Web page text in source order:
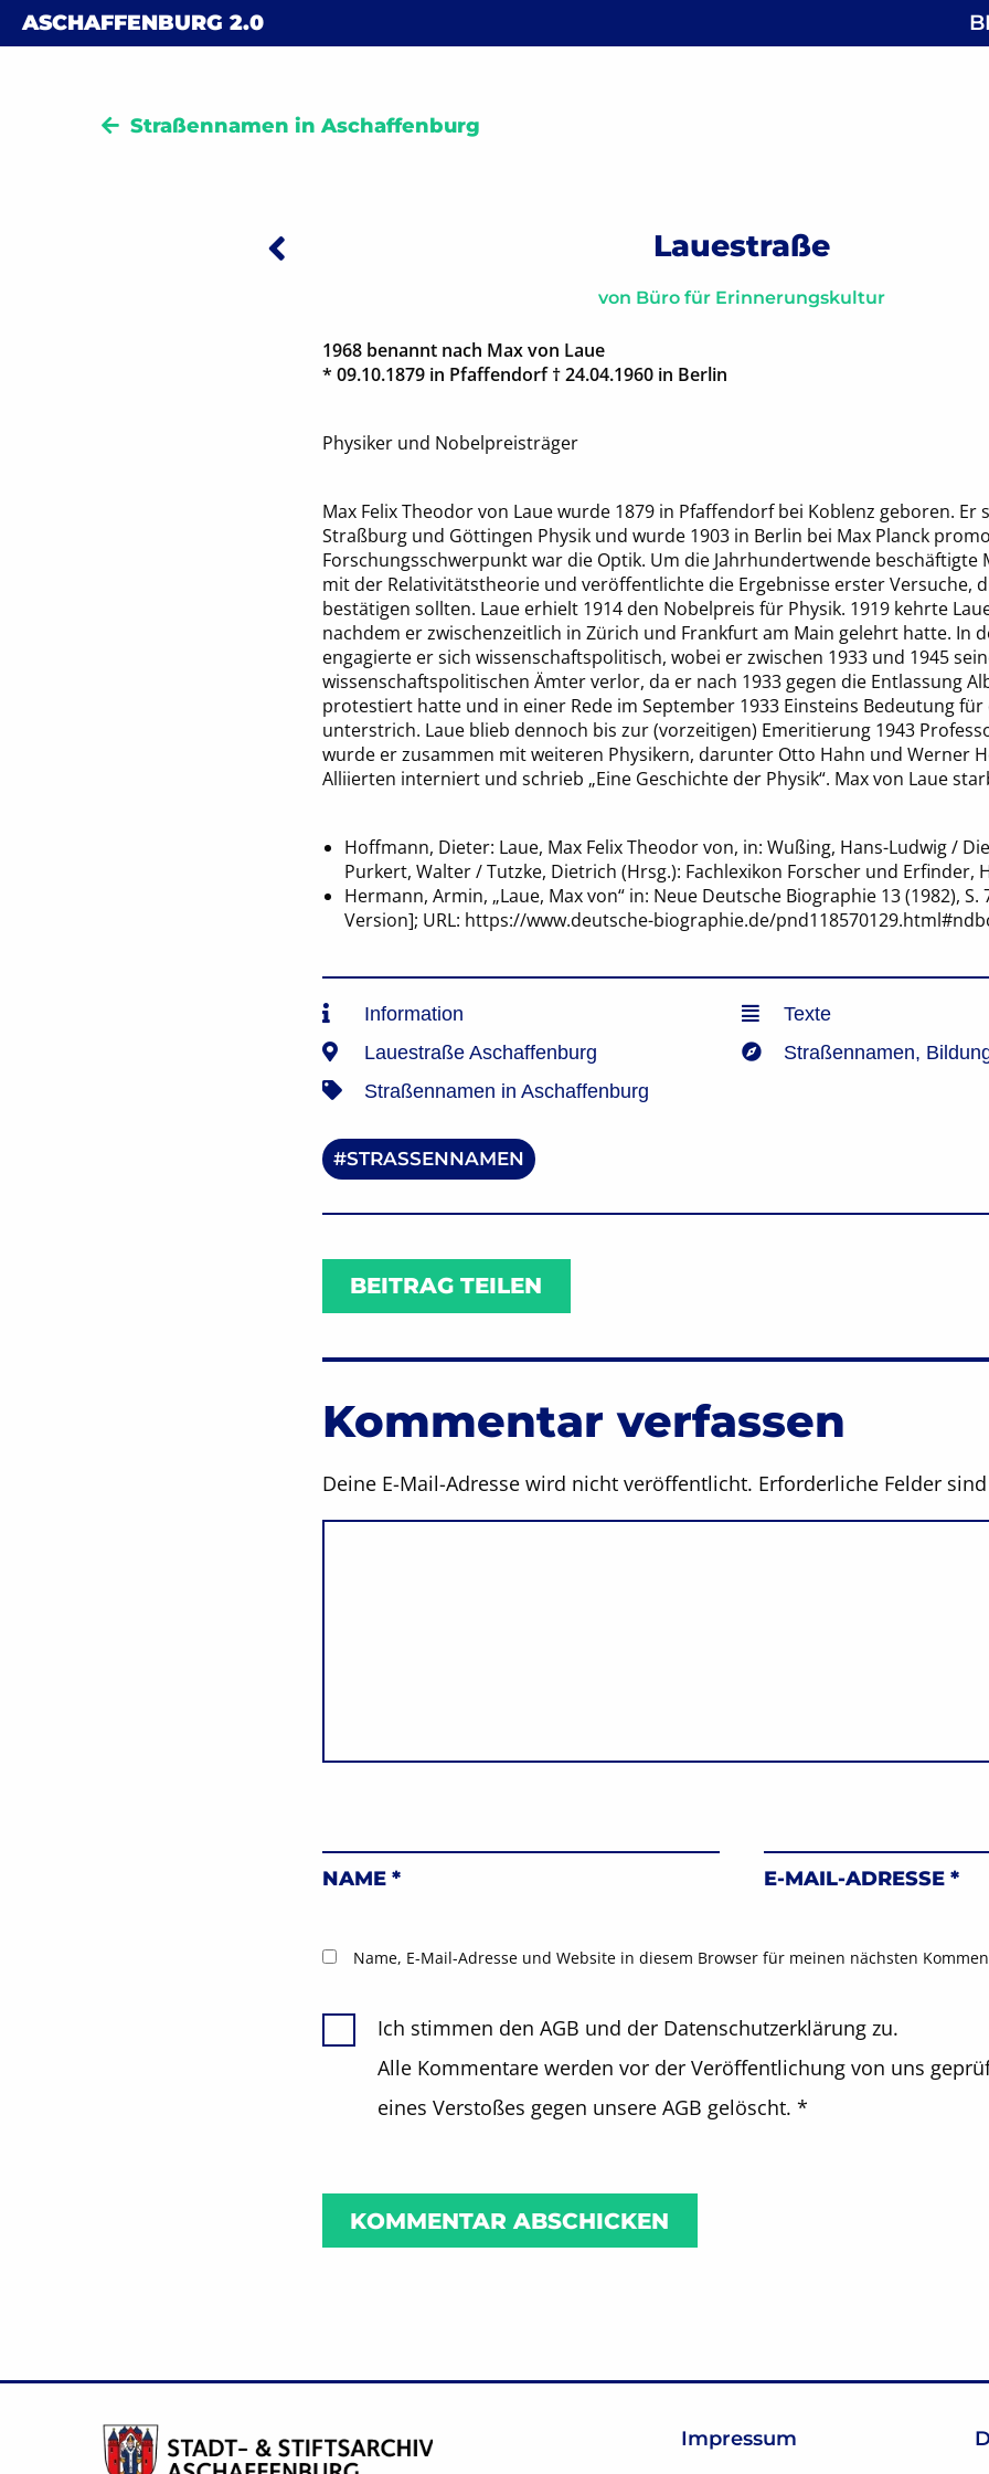
Skip to content
ASCHAFFENBURG 2.0
Straßennamen in Aschaffenburg
Beitragsnavigation
Vorheriger: Laurentiusstraße
Lauestraße
von Büro für Erinnerungskultur
1968 benannt nach Max von Laue
* 09.10.1879 in Pfaffendorf † 24.04.1960 in Berlin
Physiker und Nobelpreisträger
Max Felix Theodor von Laue wurde 1879 in Pfaffendorf bei Koblenz geboren. Er
Straßburg und Göttingen Physik und wurde 1903 in Berlin bei Max Planck
Forschungsschwerpunkt war die Optik. Um die Jahrhundertwende beschäftigte
mit der Relativitätstheorie und veröffentlichte die Ergebnisse erster Versuche,
bestätigen sollten. Laue erhielt 1914 den Nobelpreis für Physik. 1919 kehrte
nachdem er zwischenzeitlich in Zürich und Frankfurt am Main gelehrt hatte. In
engagierte er sich wissenschaftspolitisch, wobei er zwischen 1933 und 1945
wissenschaftspolitischen Ämter verlor, da er nach 1933 gegen die Entlassung
protestiert hatte und in einer Rede im September 1933 Einsteins Bedeutung für
unterstrich. Laue blieb dennoch bis zur (vorzeitigen) Emeritierung 1943
wurde er zusammen mit weiteren Physikern, darunter Otto Hahn und Werner
Alliierten interniert und schrieb „Eine Geschichte der Physik“. Max von Laue
Hoffmann, Dieter: Laue, Max Felix Theodor von, in: Wußing, Hans-Ludwig /
Purkert, Walter / Tutzke, Dietrich (Hrsg.): Fachlexikon Forscher und Erfinder,
Hermann, Armin, „Laue, Max von“ in: Neue Deutsche Biographie 13 (1982), S.
Version]; URL: https://www.deutsche-biographie.de/
Lauestraße Aschaffenburg
Texte
Information
Straßennamen,
Straßennamen in Aschaffenburg
STRASSENNAMEN
BEITRAG TEILEN
Kommentar verfassen
Deine E-Mail-Adresse wird nicht veröffentlicht. Erforderliche Felder
NAME * E-MAIL-ADRESSE *
Name, E-Mail-Adresse und Website in diesem Browser für meinen nächsten
Ich stimmen den AGB und der Datenschutzerklärung zu.
Alle Kommentare werden vor der Veröffentlichung von uns
eines Verstoßes gegen unsere AGB gelöscht. *
Impressum